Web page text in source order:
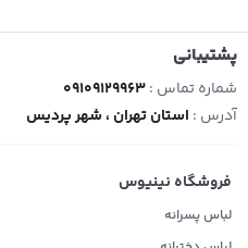
پشتیبانی
شماره تماس :09109129963
آدرس : استان تهران ، شهر پردیس
فروشگاه نینیوس
لباس پسرانه